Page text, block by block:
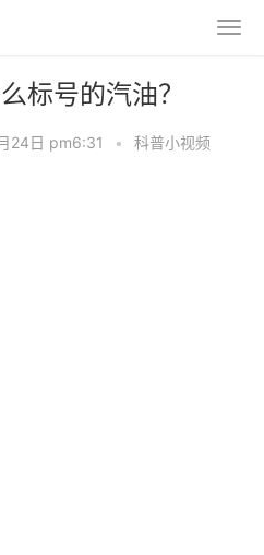
标号的汽油？
24日 pm6:31 • 科普小视频